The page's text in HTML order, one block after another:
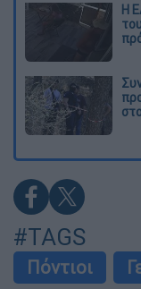
Η
#TAGS
Πόντιοι